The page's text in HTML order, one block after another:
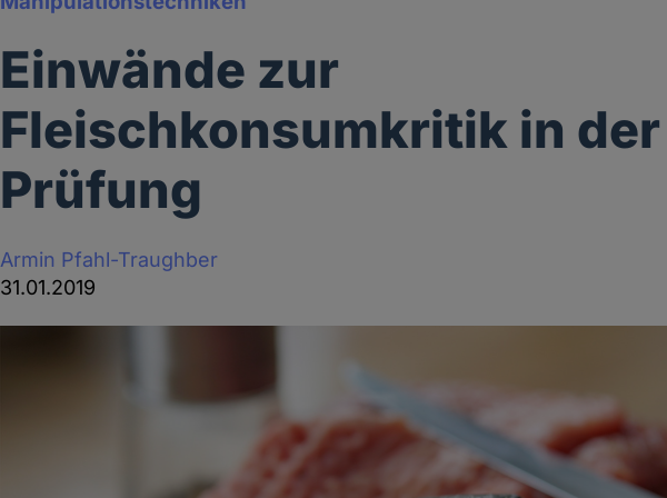
Einwände zur
Fleischkonsumkritik in der
Prüfung
Armin Pfahl-Traughber
31.01.2019